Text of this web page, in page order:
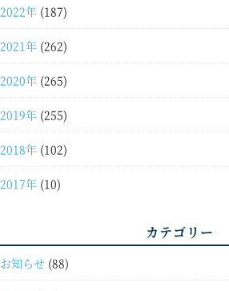
2022年 (187)
2021年 (262)
2020年 (265)
2019年 (255)
2018年 (102)
2017年 (10)
カテゴリー
お知らせ (88)